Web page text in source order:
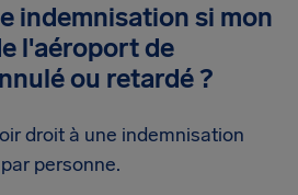
indemnisation si mon
l'aéroport de
ou retardé ?
droit à une indemnisation
personne.